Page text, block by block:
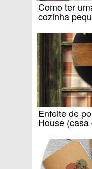
Como ter
cozinha
Enfeite de
House (casa